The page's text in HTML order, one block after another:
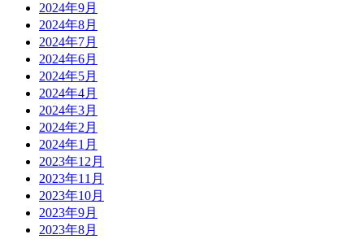
2024年9月
2024年8月
2024年7月
2024年6月
2024年5月
2024年4月
2024年3月
2024年2月
2024年1月
2023年12月
2023年11月
2023年10月
2023年9月
2023年8月